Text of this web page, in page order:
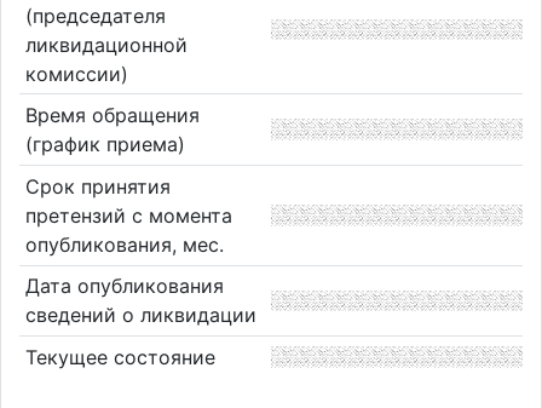
(председателя
ликвидационной
комиссии)
Время обращения
(график приема)
Срок принятия
претензий с момента
опубликования, мес.
Дата опубликования
сведений о ликвидации
Текущее состояние